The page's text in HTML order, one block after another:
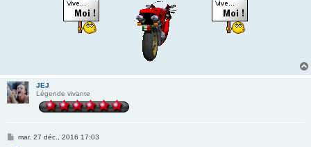
JEJ
Légende vivante
Mmar. 27 déc., 2016 17:03